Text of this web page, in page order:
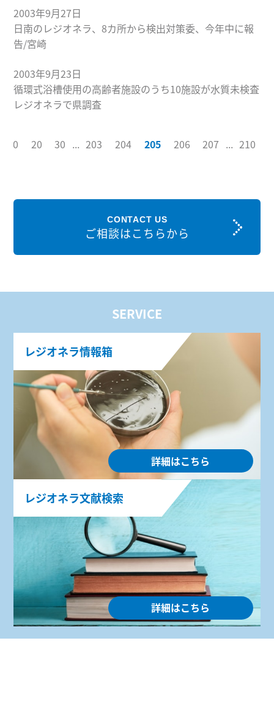
2003年9月27日
日南のレジオネラ、8カ所から検出対策委、今年中に報
告/宮崎
2003年9月23日
循環式浴槽使用の高齢者施設のうち10施設が水質未検査
レジオネラで県調査
10 20 30 ... 203 204 205 206 207 ... 210
CONTACT US
ご相談はこちらから
SERVICE
レジオネラ情報箱
詳細はこちら
レジオネラ文献検索
詳細はこちら